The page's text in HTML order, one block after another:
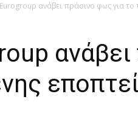
ανάβει πράσινο φως για το